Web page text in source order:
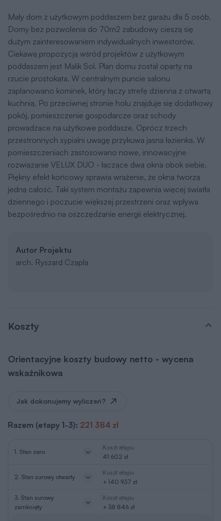
Mały dom z użytkowym poddaszem bez garażu dla 5 osób.
Domy bez pozwolenia do 70m2 zabudowy cieszą się
dużym zainteresowaniem indywidualnych inwestorów.
Ciekawą propozycją wśród projektów z użytkowym
poddaszem jest Malik Sol. Plan domu został oparty na
rzucie prostokąta. W centralnym puncie salonu
zaplanowano kominek, który łączy strefę dzienną z otwartą
kuchnią. Po przeciwnej stronie holu znajduje się dodatkowy
pokój, pomieszczenie gospodarcze oraz schody
prowadzące na użytkowe poddasze. Oprócz trzech
przestronnych sypialni uwagę przykuwa jasna łazienka. W
pomieszczeniach zastosowano nowe, innowacyjne
rozwiązanie VELUX DUO - łączące dwa okna obok siebie.
Piękny efekt końcowy sprawia wrażenie, że okna tworzą
jedną całość. Taki system montażu zapewnia więcej światła
dziennego i poczucie większej przestrzeni oraz wpływa
bezpośrednio na oszczędzanie energii elektrycznej.
Autor Projektu
arch. Ryszard Czapla
Koszty
Orientacyjne koszty budowy netto - wycena
wskaźnikowa
Jak dokonujemy wyliczeń?
Razem (etapy 1-3): 221 384 zł
1. Stan zero
Koszt etapu
41 602 zł
2. Stan surowy otwarty
Koszt etapu
+ 140 937 zł
3. Stan surowy
zamknięty
Koszt etapu
+ 38 846 zł